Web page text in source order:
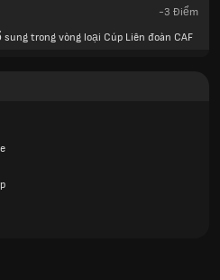
-3 Điểm
trong vòng loại Cúp Liên đoàn CAF